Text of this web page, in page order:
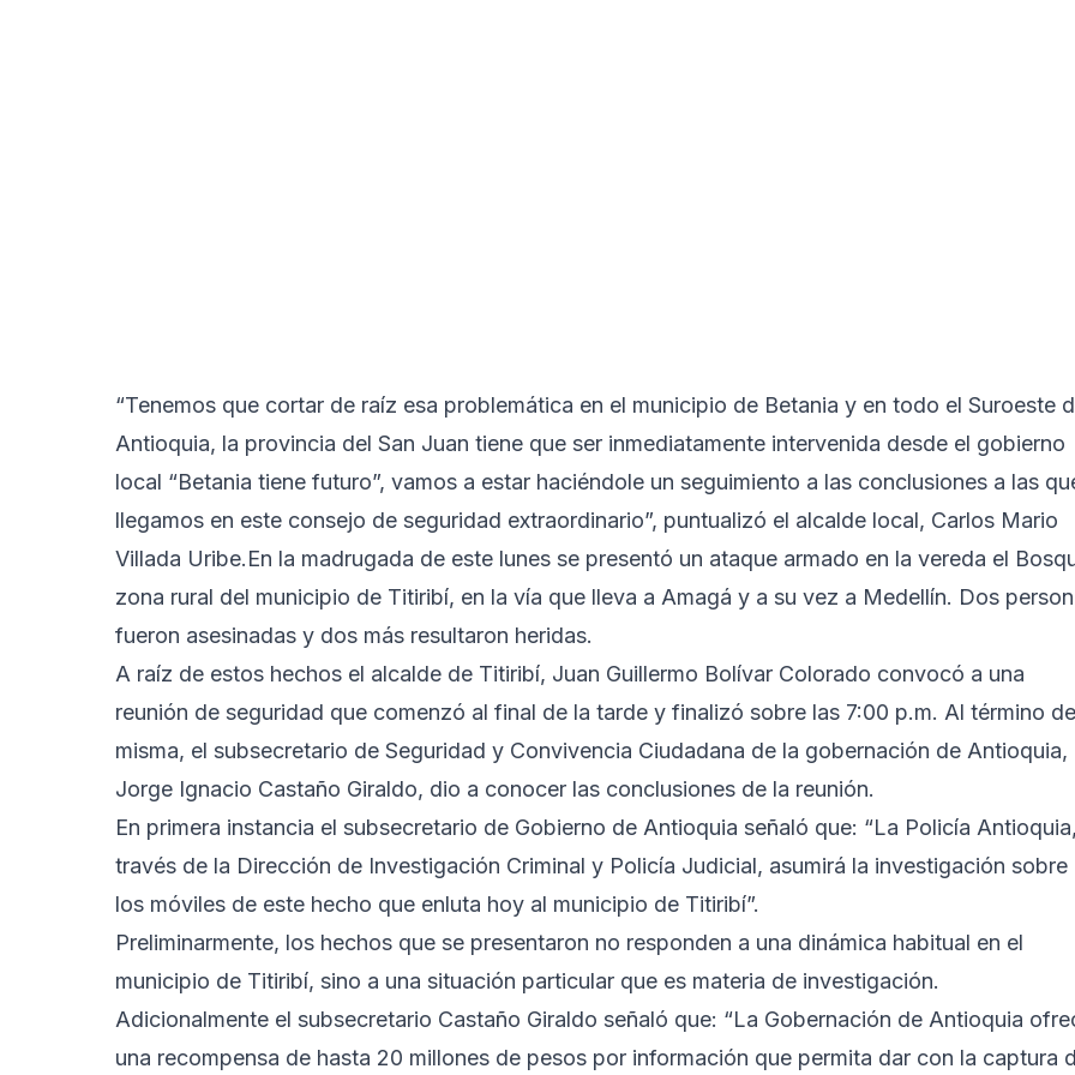
“Tenemos que cortar de raíz esa problemática en el municipio de Betania y en todo el Suroeste
Antioquia, la provincia del San Juan tiene que ser inmediatamente intervenida desde el gobierno
local “Betania tiene futuro”, vamos a estar haciéndole un seguimiento a las conclusiones a las
llegamos en este consejo de seguridad extraordinario”, puntualizó el alcalde local, Carlos Mario
Villada Uribe.En la madrugada de este lunes se presentó un ataque armado en la vereda el
zona rural del municipio de Titiribí, en la vía que lleva a Amagá y a su vez a Medellín. Dos
fueron asesinadas y dos más resultaron heridas.
A raíz de estos hechos el alcalde de Titiribí, Juan Guillermo Bolívar Colorado convocó a una
reunión de seguridad que comenzó al final de la tarde y finalizó sobre las 7:00 p.m. Al término
misma, el subsecretario de Seguridad y Convivencia Ciudadana de la gobernación de Antioquia,
Jorge Ignacio Castaño Giraldo, dio a conocer las conclusiones de la reunión.
En primera instancia el subsecretario de Gobierno de Antioquia señaló que: “La Policía
través de la Dirección de Investigación Criminal y Policía Judicial, asumirá la investigación sobre
los móviles de este hecho que enluta hoy al municipio de Titiribí”.
Preliminarmente, los hechos que se presentaron no responden a una dinámica habitual en el
municipio de Titiribí, sino a una situación particular que es materia de investigación.
Adicionalmente el subsecretario Castaño Giraldo señaló que: “La Gobernación de Antioquia
una recompensa de hasta 20 millones de pesos por información que permita dar con la captura